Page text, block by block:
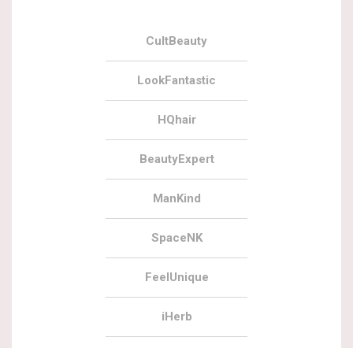
CultBeauty
LookFantastic
HQhair
BeautyExpert
ManKind
SpaceNK
FeelUnique
iHerb